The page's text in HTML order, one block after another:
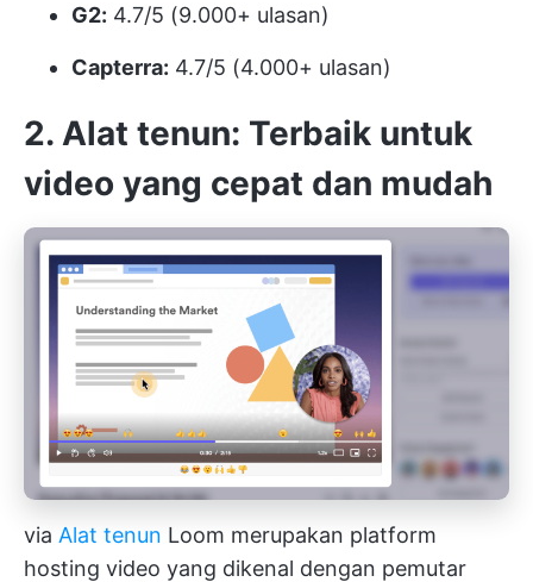
G2: 4.7/5 (9.000+ ulasan)
Capterra: 4.7/5 (4.000+ ulasan)
2. Alat tenun: Terbaik untuk
video yang cepat dan mudah
via Alat tenun Loom merupakan platform
hosting video yang dikenal dengan pemutar